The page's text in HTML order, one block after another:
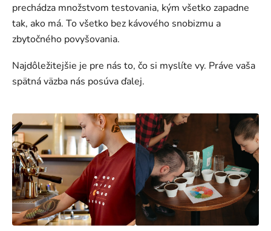
prechádza množstvom testovania, kým všetko zapadne
tak, ako má. To všetko bez kávového snobizmu a
zbytočného povyšovania.
Najdôležitejšie je pre nás to, čo si myslíte vy. Práve vaša
spätná väzba nás posúva ďalej.